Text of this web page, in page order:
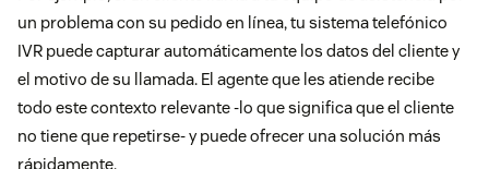
un problema con su pedido en línea, tu sistema telefónico
IVR puede capturar automáticamente los datos del cliente y
el motivo de su llamada. El agente que les atiende recibe
todo este contexto relevante -lo que significa que el cliente
no tiene que repetirse- y puede ofrecer una solución más
rápidamente.